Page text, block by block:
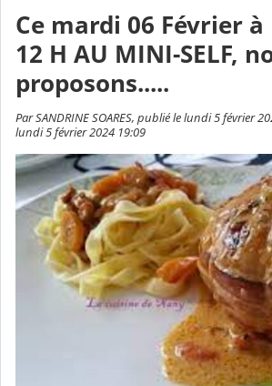
Ce mardi 06 Février
12 H AU MINI-SELF,
proposons.....
Par SANDRINE SOARES, publié le lundi 5 février
lundi 5 février 2024 19:09